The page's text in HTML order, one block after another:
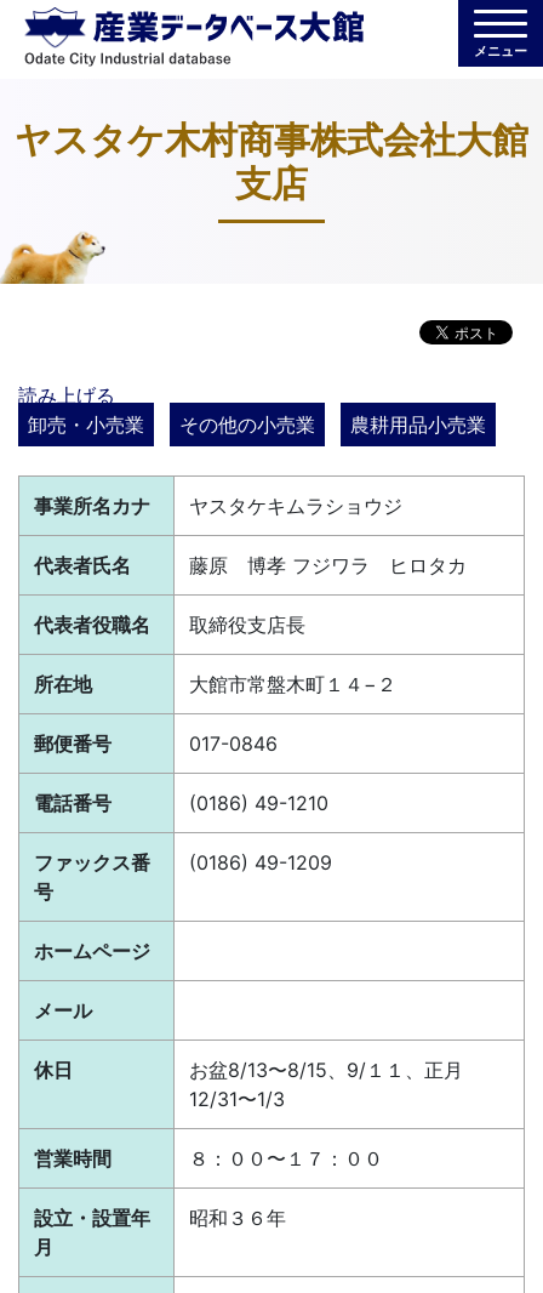
メニュー
ヤスタケ木村商事株式会社大館
支店
読み上げる
卸売・小売業
その他の小売業 農耕用品小売業
事業所名カナ ヤスタケキムラショウジ
代表者氏名 藤原 博孝 フジワラ ヒロタカ
代表者役職名 取締役支店長
所在地 大館市常盤木町１４−２
郵便番号 017-0846
電話番号 (0186) 49-1210
ファックス番
号
(0186) 49-1209
ホームページ
メール
休日
お盆8/13〜8/15、9/１１、正月
12/31〜1/3
営業時間 ８：００〜１７：００
設立・設置年
月
昭和３６年